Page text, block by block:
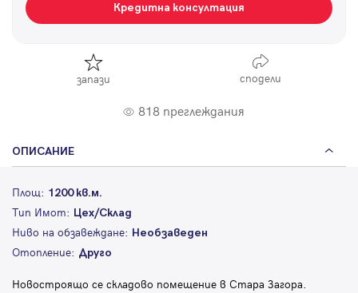
Кредитна консултация
запази сподели
818 преглеждания
ОПИСАНИЕ
Площ: 1200 кв.м.
Тип Имот: Цех/Склад
Ниво на обзавеждане: Необзаведен
Отопление: Друго
Новостроящо се складово помещение в Стара Загора.